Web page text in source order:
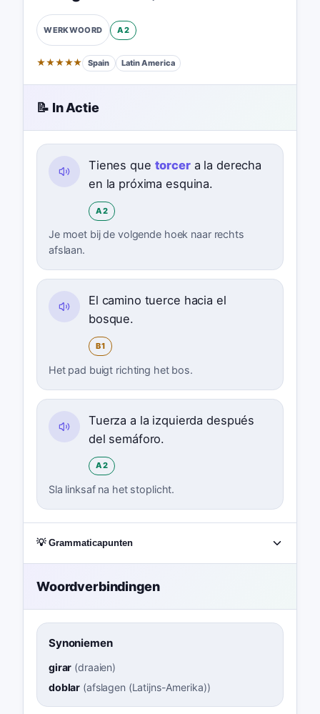
WERKWOORD A2
★★★★★ Spain Latin America
📝 In Actie
Tienes que torcera la derecha
en la próxima esquina.
A2
Je moet bij de volgende hoek naar rechts
afslaan.
El camino tuerce hacia el
bosque.
B1
Het pad buigt richting het bos.
Tuerza a la izquierda después
del semáforo.
A2
Sla linksaf na het stoplicht.
💡 Grammaticapunten
Woordverbindingen
Synoniemen
girar (draaien)
doblar (afslagen (Latijns-Amerika))